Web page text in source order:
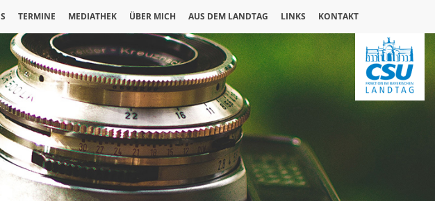
TERMINE MEDIATHEK ÜBER MICH AUS DEM LANDTAG LINKS KONTAKT